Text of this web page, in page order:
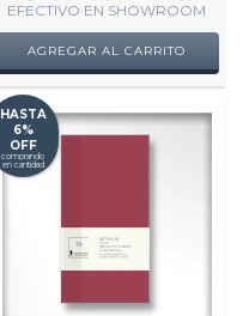
EFECTIVO EN SHOWROOM
HASTA
6%
OFF
comprando
en cantidad